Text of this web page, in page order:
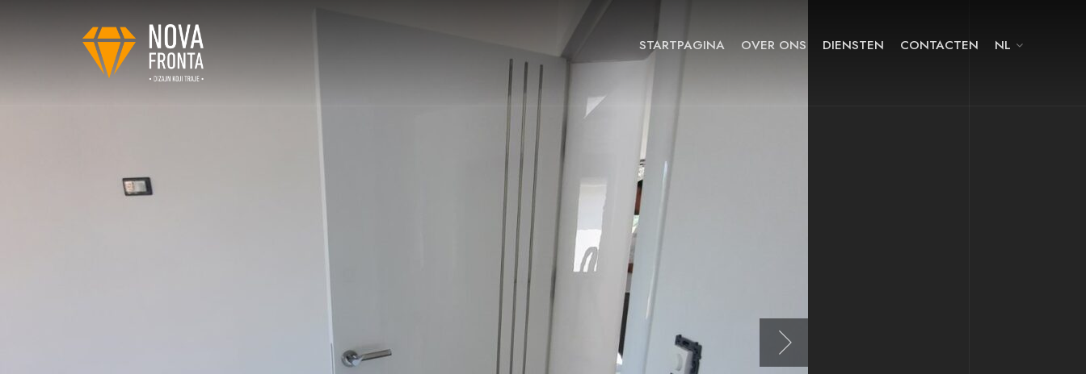
STARTPAGINA OVER ONS DIENSTEN CONTACTEN NL